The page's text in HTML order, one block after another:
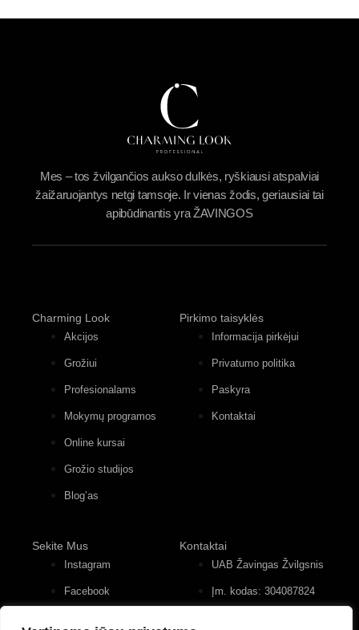
Mes – tos žvilgančios aukso dulkės, ryškiausi atspalviai
žaižaruojantys netgi tamsoje. Ir vienas žodis, geriausiai tai
apibūdinantis yra ŽAVINGOS
Charming Look
Akcijos
Grožiui
Profesionalams
Mokymų programos
Online kursai
Grožio studijos
Blog’as
Pirkimo taisyklės
Informacija pirkėjui
Privatumo politika
Paskyra
Kontaktai
Sekite Mus
Instagram
Facebook
Kontaktai
UAB Žavingas Žvilgsnis
Įm. kodas: 304087824